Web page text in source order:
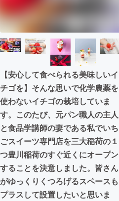
【安心して食べられる美味しいイ
チゴを】そんな思いで化学農薬を
使わないイチゴの栽培していま
す。このたび、元パン職人の主人
と食品学講師の妻である私でいち
ごスイーツ専門店を三大稲荷の１
つ豊川稲荷のすぐ近くにオープン
することを決意しました。皆さん
がゆっくりくつろげるスペースも
プラスして設置したいと思いま